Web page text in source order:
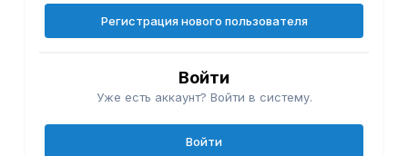
Регистрация нового пользователя
Войти
Уже есть аккаунт? Войти в систему.
Войти